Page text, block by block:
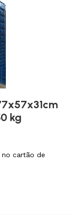
kg
no cartão de